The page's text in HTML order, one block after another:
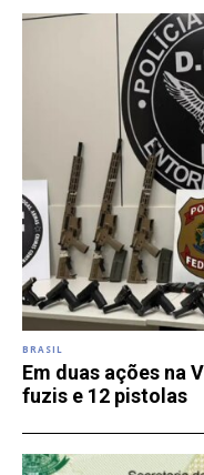
BRASIL
Em duas ações na
fuzis e 12 pistolas